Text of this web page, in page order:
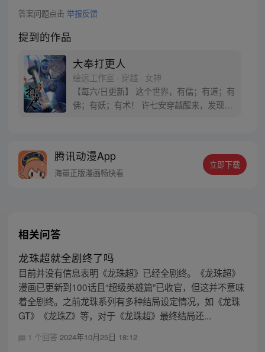
答案问题点击 举报反馈
提到的作品
大奉打更人
绘远工作室 · 穿越 · 女神
【每六/日更新】 这个世界，有儒；有道；有
佛；有妖；有术！ 许七安穿越醒来，发现自
者卖报小郎君同名小说 QQ群号：
799493374
腾讯动漫App
海量正版漫画畅快看
立即下载
相关问答
龙珠超就全剧终了吗
目前并没有信息表明《龙珠超》已经全剧终。《龙珠超》
漫画已更新到100话且“超级英雄篇”已收官，但这并不意味
着全剧终。之前龙珠系列有多种结局设定情况，如《龙珠
GT》《龙珠Z》等，对于《龙珠超》最终结局还...
1 个回答 2024年10月25日 18:12